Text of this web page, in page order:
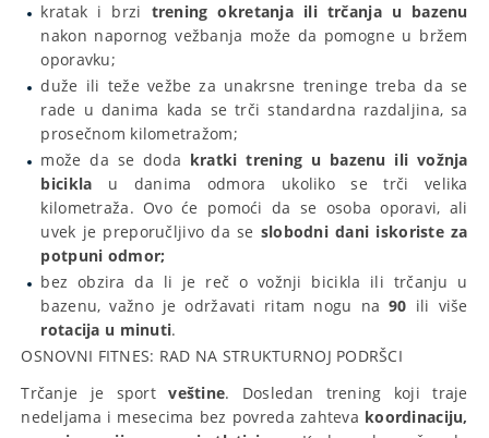
kratak i brzi trening okretanja ili trčanja u bazenu
nakon napornog vežbanja može da pomogne u bržem
oporavku;
duže ili teže vežbe za unakrsne treninge treba da se
rade u danima kada se trči standardna razdaljina, sa
prosečnom kilometražom;
može da se doda kratki trening u bazenu ili vožnja
bicikla u danima odmora ukoliko se trči velika
kilometraža. Ovo će pomoći da se osoba oporavi, ali
uvek je preporučljivo da se slobodni dani iskoriste za
potpuni odmor;
bez obzira da li je reč o vožnji bicikla ili trčanju u
bazenu, važno je održavati ritam nogu na90 ili više
rotacija u minuti.
OSNOVNI FITNES: RAD NA STRUKTURNOJ PODRŠCI
Trčanje je sportveštine. Dosledan trening koji traje
nedeljama i mesecima bez povreda zahteva koordinaciju,